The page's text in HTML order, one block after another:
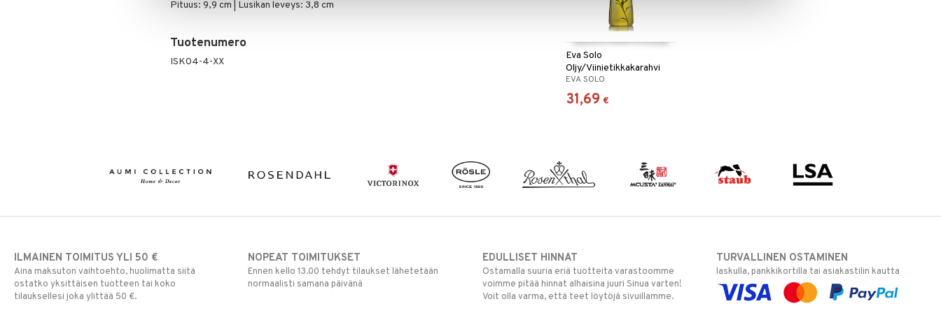
Pituus: 9,9 cm | Lusikan leveys: 3,8 cm
Tuotenumero
ISK04-4-XX
Eva Solo
Oljy/Viinietikkakarahvi
kaatonokalla
EVA SOLO
31,69 €
ILMAINEN TOIMITUS YLI 50 €
Aina maksuton vaihtoehto, huolimatta siitä
ostatko yksittäisen tuotteen tai koko
tilauksellesi joka ylittää 50 €.
NOPEAT TOIMITUKSET
Ennen kello 13.00 tehdyt tilaukset lähetetään
normaalisti samana päivänä
EDULLISET HINNAT
Ostamalla suuria eriä tuotteita varastoomme
voimme pitää hinnat alhaisina juuri Sinua varten!
Voit olla varma, että teet löytöjä sivuillamme.
TURVALLINEN OSTAMINEN
laskulla, pankkikortilla tai asiakastilin kautta